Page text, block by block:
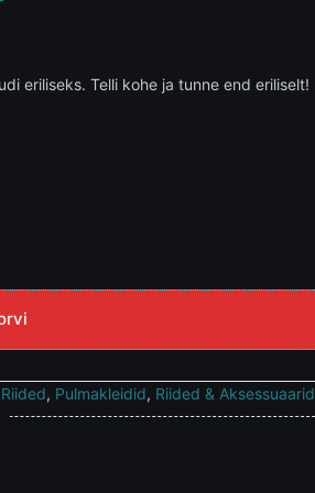
eriliseks. Telli kohe ja tunne end eriliselt!
, Pulmakleidid, Riided & Aksessuaarid